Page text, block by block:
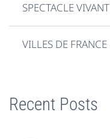
SPECTACLE VIVANT
VILLES DE FRANCE
Recent Posts